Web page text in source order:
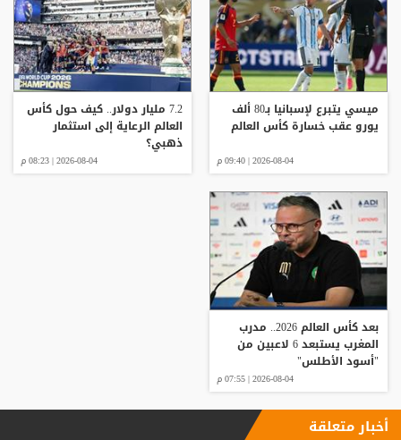
ميسي يتبرع لإسبانيا بـ80 ألف
يورو عقب خسارة كأس العالم
2026-08-04 | 09:40 م
7.2 مليار دولار.. كيف حول كأس
العالم الرعاية إلى استثمار
ذهبي؟
2026-08-04 | 08:23 م
بعد كأس العالم 2026.. مدرب
المغرب يستبعد 6 لاعبين من
"أسود الأطلس"
2026-08-04 | 07:55 م
أخبار متعلقة